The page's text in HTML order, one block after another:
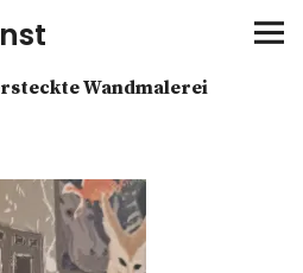
Wandmalerei